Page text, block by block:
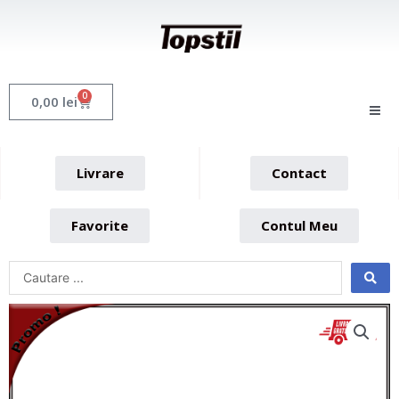
0,00 lei 0 Cart
Livrare Contact
Favorite Contul Meu